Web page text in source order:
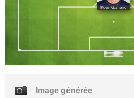
Kevin Gameiro
Image générée